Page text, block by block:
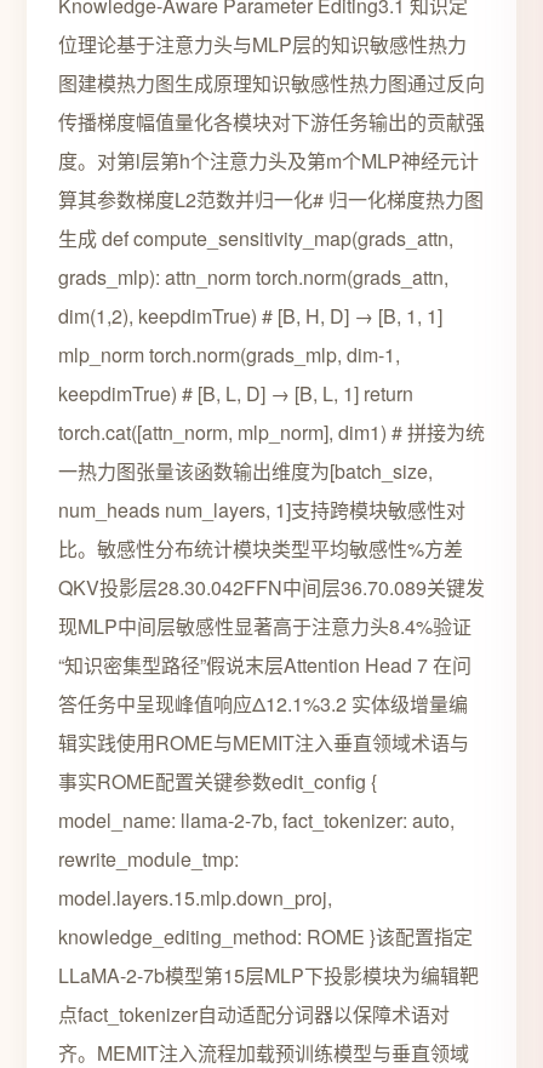
位理论基于注意力头与MLP层的知识敏感性热力
图建模热力图生成原理知识敏感性热力图通过反向
传播梯度幅值量化各模块对下游任务输出的贡献强
度。对第l层第h个注意力头及第m个MLP神经元计
算其参数梯度L2范数并归一化# 归一化梯度热力图
生成 def compute_sensitivity_map(grads_attn,
grads_mlp): attn_norm torch.norm(grads_attn,
dim(1,2), keepdimTrue) # [B, H, D] → [B, 1, 1]
mlp_norm torch.norm(grads_mlp, dim-1,
keepdimTrue) # [B, L, D] → [B, L, 1] return
torch.cat([attn_norm, mlp_norm], dim1) # 拼接为统
一热力图张量该函数输出维度为[batch_size,
num_heads num_layers, 1]支持跨模块敏感性对
比。敏感性分布统计模块类型平均敏感性%方差
QKV投影层28.30.042FFN中间层36.70.089关键发
现MLP中间层敏感性显著高于注意力头8.4%验证
“知识密集型路径”假说末层Attention Head 7 在问
答任务中呈现峰值响应Δ12.1%3.2 实体级增量编
辑实践使用ROME与MEMIT注入垂直领域术语与
事实ROME配置关键参数edit_config {
model_name: llama-2-7b, fact_tokenizer: auto,
rewrite_module_tmp:
model.layers.15.mlp.down_proj,
knowledge_editing_method: ROME }该配置指定
LLaMA-2-7b模型第15层MLP下投影模块为编辑靶
点fact_tokenizer自动适配分词器以保障术语对
齐。MEMIT注入流程加载预训练模型与垂直领域